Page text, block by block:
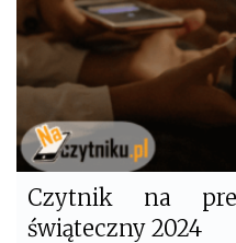
Czytnik na
świąteczny 2024